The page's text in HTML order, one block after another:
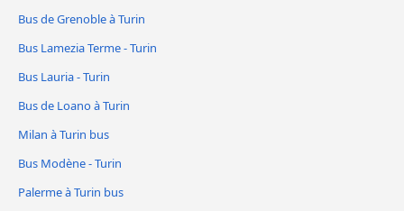
Bus de Grenoble à Turin
Bus Lamezia Terme - Turin
Bus Lauria - Turin
Bus de Loano à Turin
Milan à Turin bus
Bus Modène - Turin
Palerme à Turin bus